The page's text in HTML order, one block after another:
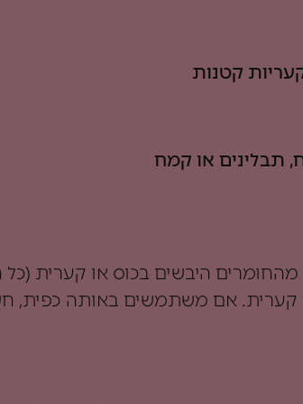
קטנות
תבלינים או קמח
כוס או קערית. אם משתמשים באותה